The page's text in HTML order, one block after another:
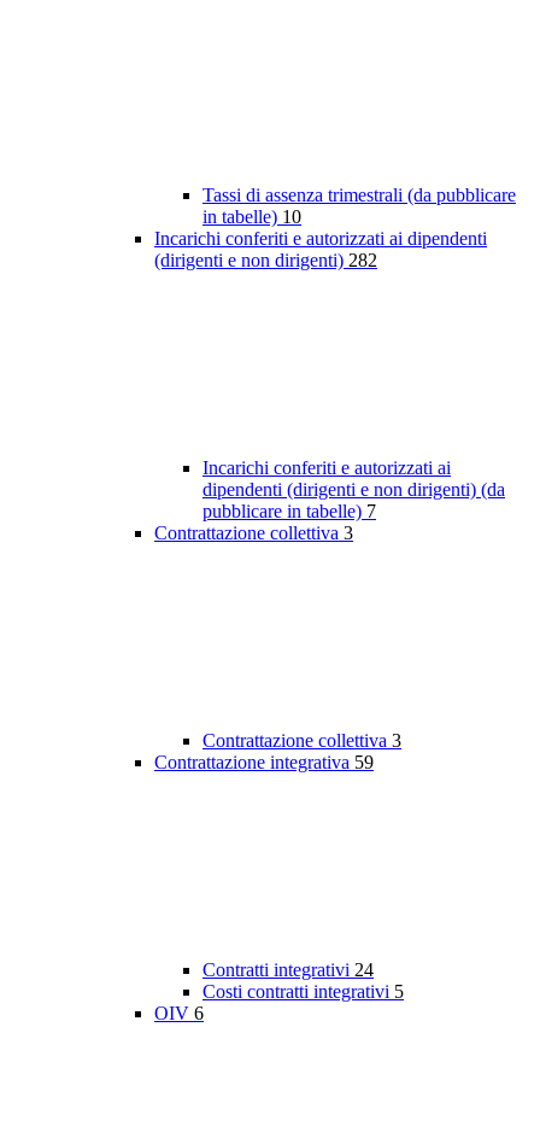
Tassi di assenza trimestrali (da pubblicare
in tabelle) 10
Incarichi conferiti e autorizzati ai dipendenti
(dirigenti e non dirigenti) 282
Incarichi conferiti e autorizzati ai
dipendenti (dirigenti e non dirigenti) (da
pubblicare in tabelle) 7
Contrattazione collettiva 3
Contrattazione collettiva 3
Contrattazione integrativa 59
Contratti integrativi 24
Costi contratti integrativi 5
OIV 6